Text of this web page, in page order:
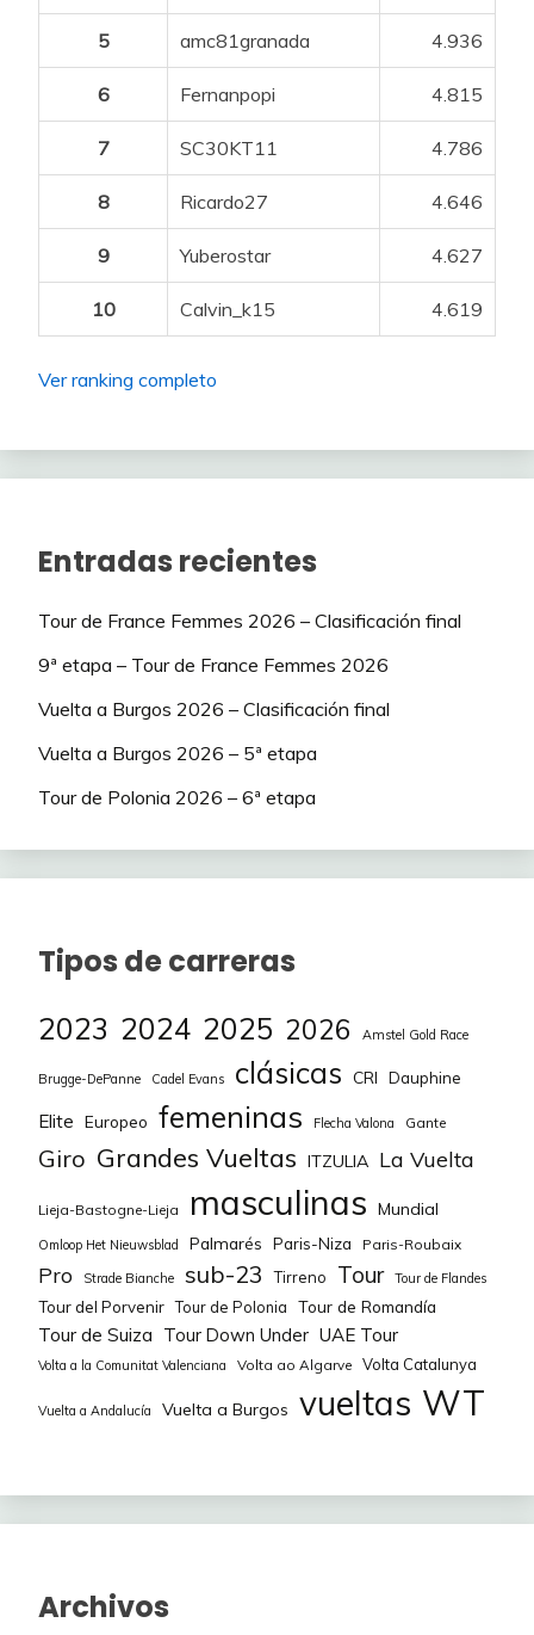
5 amc81granada 4.936
6 Fernanpopi 4.815
7 SC30KT11 4.786
8 Ricardo27 4.646
9 Yuberostar 4.627
10 Calvin_k15 4.619
Ver ranking completo
Entradas recientes
Tour de France Femmes 2026 – Clasificación final
9ª etapa – Tour de France Femmes 2026
Vuelta a Burgos 2026 – Clasificación final
Vuelta a Burgos 2026 – 5ª etapa
Tour de Polonia 2026 – 6ª etapa
Tipos de carreras
2023 2024 2025 2026 Amstel Gold Race
Brugge-DePanne Cadel Evans clásicas CRI Dauphine
Elite Europeo femeninas Flecha Valona Gante
Giro Grandes Vueltas ITZULIA La Vuelta
Lieja-Bastogne-Lieja masculinas Mundial
Omloop Het Nieuwsblad Palmarés Paris-Niza Paris-Roubaix
Pro Strade Bianche sub-23 Tirreno Tour Tour de Flandes
Tour del Porvenir Tour de Polonia Tour de Romandía
Tour de Suiza Tour Down Under UAE Tour
Volta a la Comunitat Valenciana Volta ao Algarve Volta Catalunya
Vuelta a Andalucía Vuelta a Burgos vueltas WT
Archivos